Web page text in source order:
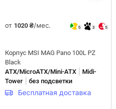
от 1020 ₴/мес. 5 3 5
Корпус MSI MAG Pano 100L PZ
Black
ATX/MicroATX/Mini-ATX
Midi-
Tower
без подсветки
Бесплатная доставка